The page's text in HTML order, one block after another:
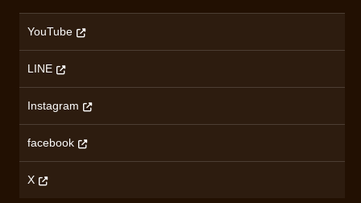
カシオ
ミナセ
オリエントスター
オメガ
ロンジン
沿革
プライバシーポリシー
無断転載・商用利用について
コンテンツ制作ポリシーおよび生成AIの利用指針
YouTube
LINE
Instagram
facebook
X